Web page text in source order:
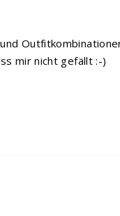
mir nicht gefällt :-)